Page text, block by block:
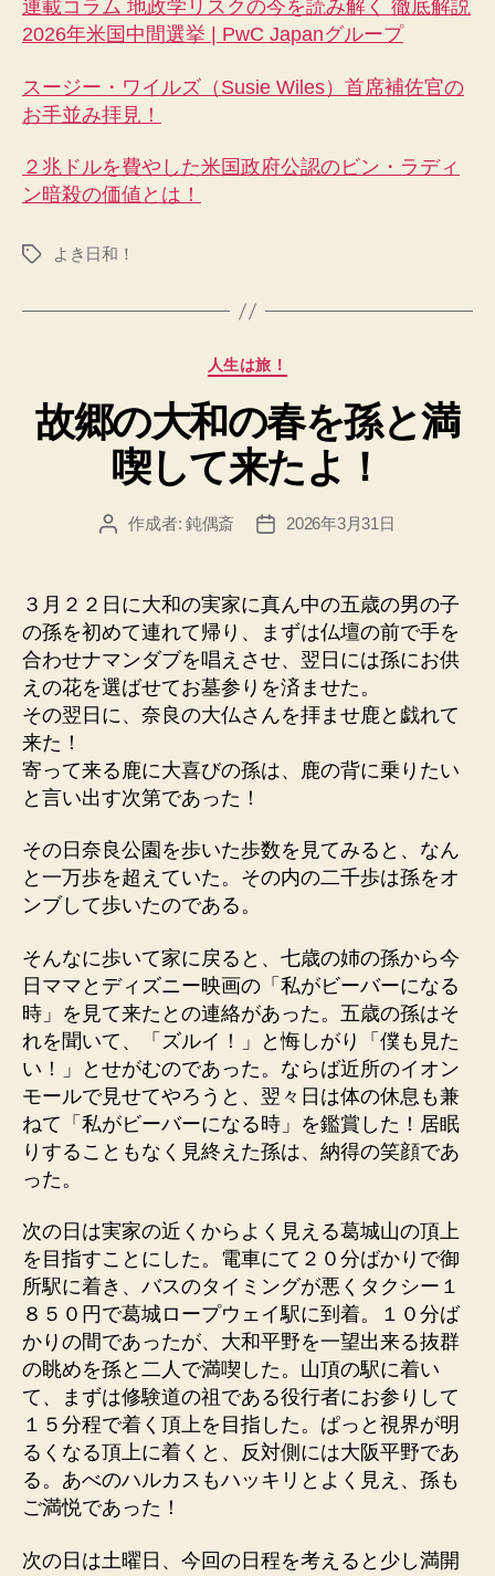
連載コラム 地政学リスクの今を読み解く 徹底解説
2026年米国中間選挙 | PwC Japanグループ
スージー・ワイルズ（Susie Wiles）首席補佐官の
お手並み拝見！
２兆ドルを費やした米国政府公認のビン・ラディ
ン暗殺の価値とは！
タ
よき日和！
カ
ゴ
リ
ー
人生は旅！
故郷の大和の春を孫と満
喫して来たよ！
投
作成者: 鈍偶斎
投
2026年3月31日
３月２２日に大和の実家に真ん中の五歳の男の子
の孫を初めて連れて帰り、まずは仏壇の前で手を
合わせナマンダブを唱えさせ、翌日には孫にお供
えの花を選ばせてお墓参りを済ませた。
その翌日に、奈良の大仏さんを拝ませ鹿と戯れて
来た！
寄って来る鹿に大喜びの孫は、鹿の背に乗りたい
と言い出す次第であった！
その日奈良公園を歩いた歩数を見てみると、なん
と一万歩を超えていた。その内の二千歩は孫をオ
ンブして歩いたのである。
そんなに歩いて家に戻ると、七歳の姉の孫から今
日ママとディズニー映画の「私がビーバーになる
時」を見て来たとの連絡があった。五歳の孫はそ
れを聞いて、「ズルイ！」と悔しがり「僕も見た
い！」とせがむのであった。ならば近所のイオン
モールで見せてやろうと、翌々日は体の休息も兼
ねて「私がビーバーになる時」を鑑賞した！居眠
りすることもなく見終えた孫は、納得の笑顔であ
った。
次の日は実家の近くからよく見える葛城山の頂上
を目指すことにした。電車にて２０分ばかりで御
所駅に着き、バスのタイミングが悪くタクシー１
８５０円で葛城ロープウェイ駅に到着。１０分ば
かりの間であったが、大和平野を一望出来る抜群
の眺めを孫と二人で満喫した。山頂の駅に着い
て、まずは修験道の祖である役行者にお参りして
１５分程で着く頂上を目指した。ぱっと視界が明
るくなる頂上に着くと、反対側には大阪平野であ
る。あべのハルカスもハッキリとよく見え、孫も
ご満悦であった！
次の日は土曜日、今回の日程を考えると少し満開